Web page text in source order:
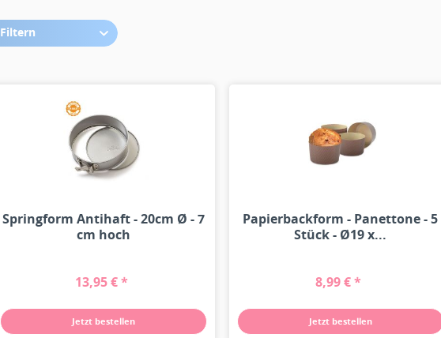
Filtern
Springform Antihaft - 20cm Ø - 7
cm hoch
13,95 € *
Jetzt bestellen
Papierbackform - Panettone - 5
Stück - Ø19 x...
8,99 € *
Jetzt bestellen